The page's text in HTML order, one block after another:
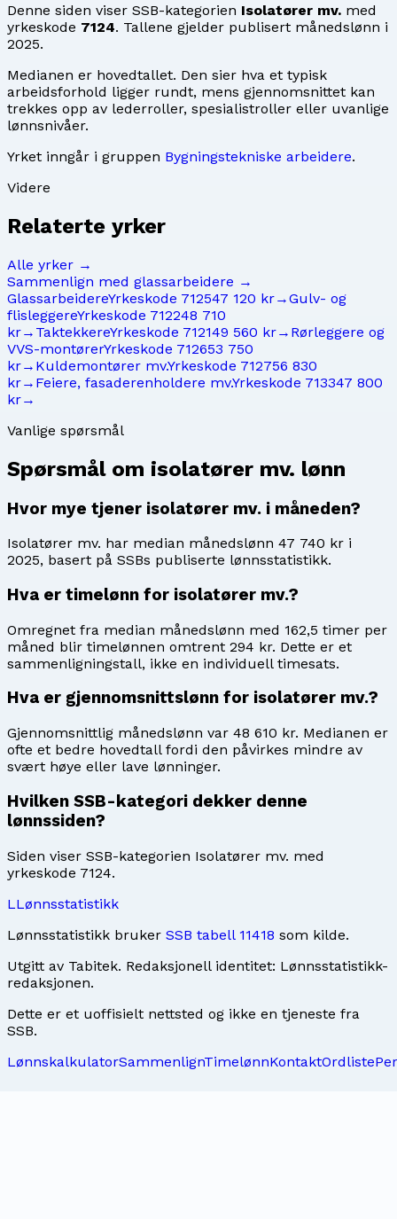
Denne siden viser SSB-kategorien Isolatører mv. med
yrkeskode 7124. Tallene gjelder publisert månedslønn i
2025.
Medianen er hovedtallet. Den sier hva et typisk
arbeidsforhold ligger rundt, mens gjennomsnittet kan
trekkes opp av lederroller, spesialistroller eller uvanlige
lønnsnivåer.
Yrket inngår i gruppen Bygningstekniske arbeidere.
Videre
Relaterte yrker
Alle yrker →
Sammenlign med glassarbeidere →
GlassarbeidereYrkeskode 712547 120 kr→Gulv- og
flisleggereYrkeskode 712248 710
kr→ TaktekkereYrkeskode 712149 560 kr→ Rørleggere og
VVS-montørerYrkeskode 712653 750
kr→ Kuldemontører mv.Yrkeskode 712756 830
kr→ Feiere, fasaderenholdere mv.Yrkeskode 713347 800
kr→
Vanlige spørsmål
Spørsmål om isolatører mv. lønn
Hvor mye tjener isolatører mv. i måneden?
Isolatører mv. har median månedslønn 47 740 kr i
2025, basert på SSBs publiserte lønnsstatistikk.
Hva er timelønn for isolatører mv.?
Omregnet fra median månedslønn med 162,5 timer per
måned blir timelønnen omtrent 294 kr. Dette er et
sammenligningstall, ikke en individuell timesats.
Hva er gjennomsnittslønn for isolatører mv.?
Gjennomsnittlig månedslønn var 48 610 kr. Medianen er
ofte et bedre hovedtall fordi den påvirkes mindre av
svært høye eller lave lønninger.
Hvilken SSB-kategori dekker denne
lønnssiden?
Siden viser SSB-kategorien Isolatører mv. med
yrkeskode 7124.
LLønnsstatistikk
Lønnsstatistikk bruker SSB tabell 11418 som kilde.
Utgitt av Tabitek. Redaksjonell identitet: Lønnsstatistikk-
redaksjonen.
Dette er et uoffisielt nettsted og ikke en tjeneste fra
SSB.
LønnskalkulatorSammenlignTimelønnKontaktOrdliste